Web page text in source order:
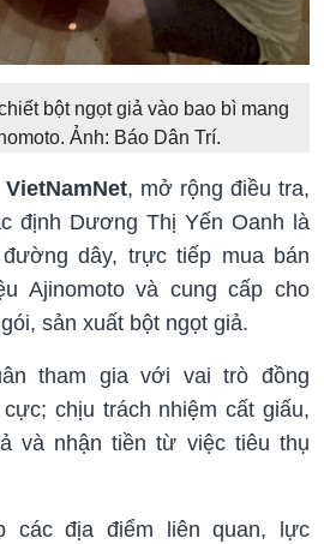
bột ngọt giả vào bao bì mang
Ảnh: Báo Dân Trí.
VietNamNet, mở rộng điều tra,
định Dương Thị Yến Oanh là
dây, trực tiếp mua bán
Ajinomoto và cung cấp cho
sản xuất bột ngọt giả.
tham gia với vai trò đồng
chịu trách nhiệm cất giấu,
và nhận tiền từ việc tiêu thụ
các địa điểm liên quan, lực